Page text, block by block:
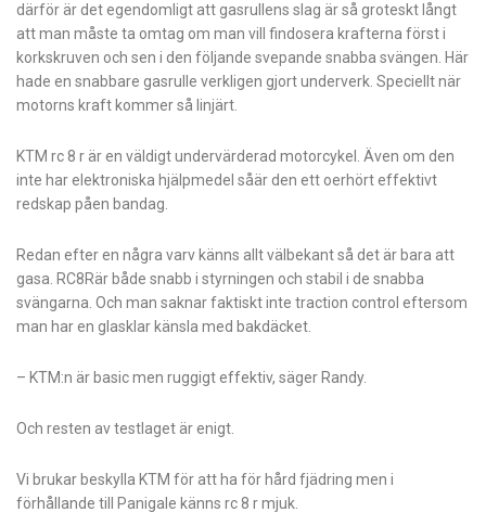
därför är det egendomligt att gasrullens slag är så groteskt långt
att man måste ta omtag om man vill findosera krafterna först i
korkskruven och sen i den följande svepande snabba svängen. Här
hade en snabbare gasrulle verkligen gjort underverk. Speciellt när
motorns kraft kommer så linjärt.
KTM rc 8 r är en väldigt undervärderad motorcykel. Även om den
inte har elektroniska hjälpmedel såär den ett oerhört effektivt
redskap påen bandag.
Redan efter en några varv känns allt välbekant så det är bara att
gasa. RC8Rär både snabb i styrningen och stabil i de snabba
svängarna. Och man saknar faktiskt inte traction control eftersom
man har en glasklar känsla med bakdäcket­.
– KTM:n är basic men ruggigt effektiv, säger Randy.
Och resten av testlaget är enigt.
Vi brukar beskylla KTM för att ha för hård fjädring men i
förhållande till Panigale känns rc 8 r mjuk.